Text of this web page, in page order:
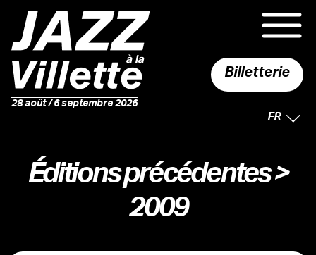
28 août / 6 septembre 2026
Billetterie
FR
Éditions précédentes>
2009